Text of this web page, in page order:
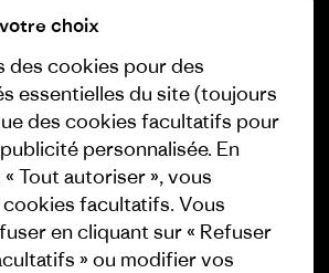
Presse et media
Industry program
Programme d’affiliation
Patagonia France Plan du site
choix
des cookies pour des
essentielles du site (toujours
des cookies facultatifs pour
publicité personnalisée. En
Tout autoriser », vous
facultatifs. Vous
en cliquant sur « Refuser
» ou modifier vos